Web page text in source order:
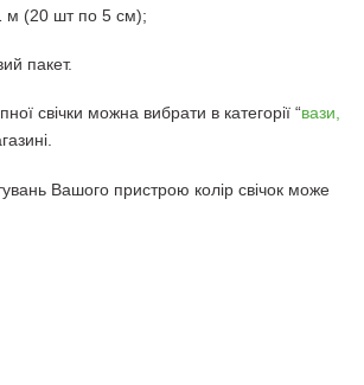
м (20 шт по 5 см);
пакет.
свічки можна вибрати в категорії “вази,
Вашого пристрою колір свічок може